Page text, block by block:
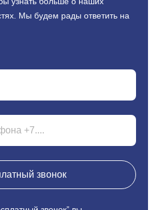
Мы будем рады ответить на
звонок